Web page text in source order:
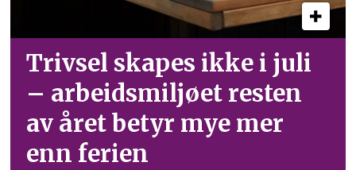
Trivsel skapes ikke i juli
– arbeid­smiljøet resten
av året betyr mye mer
enn ferien